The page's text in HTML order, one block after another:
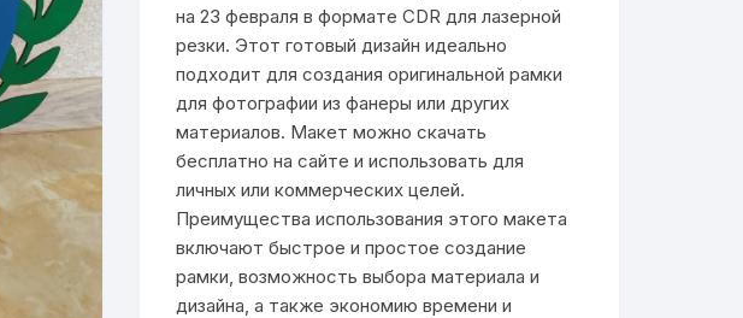
на 23 февраля в формате CDR для лазерной
резки. Этот готовый дизайн идеально
подходит для создания оригинальной рамки
для фотографии из фанеры или других
материалов. Макет можно скачать
бесплатно на сайте и использовать для
личных или коммерческих целей.
Преимущества использования этого макета
включают быстрое и простое создание
рамки, возможность выбора материала и
дизайна, а также экономию времени и